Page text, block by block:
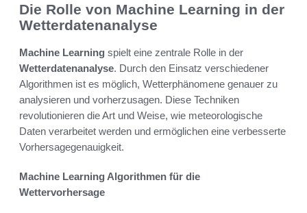
Die Rolle von Machine Learning in der
Wetterdatenanalyse
Machine Learning spielt eine zentrale Rolle in der
Wetterdatenanalyse. Durch den Einsatz verschiedener
Algorithmen ist es möglich, Wetterphänomene genauer zu
analysieren und vorherzusagen. Diese Techniken
revolutionieren die Art und Weise, wie meteorologische
Daten verarbeitet werden und ermöglichen eine verbesserte
Vorhersagegenauigkeit.
Machine Learning Algorithmen für die
Wettervorhersage